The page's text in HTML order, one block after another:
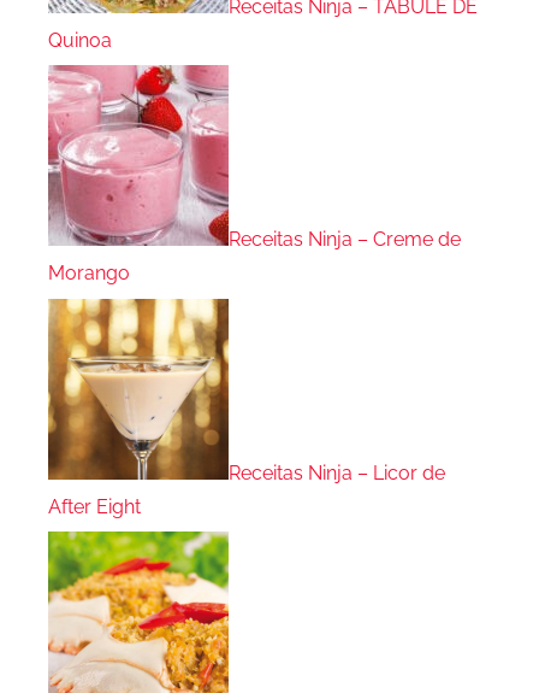
Receitas Ninja – TABULE DE
Quinoa
Receitas Ninja – Creme de
Morango
Receitas Ninja – Licor de
After Eight